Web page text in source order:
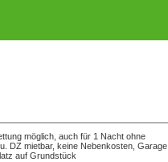
möglich, auch für 1 Nacht ohne
DZ mietbar, keine Nebenkosten, Garage,
auf Grundstück